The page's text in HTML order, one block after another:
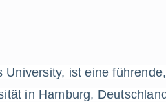
University, ist eine
in Hamburg,